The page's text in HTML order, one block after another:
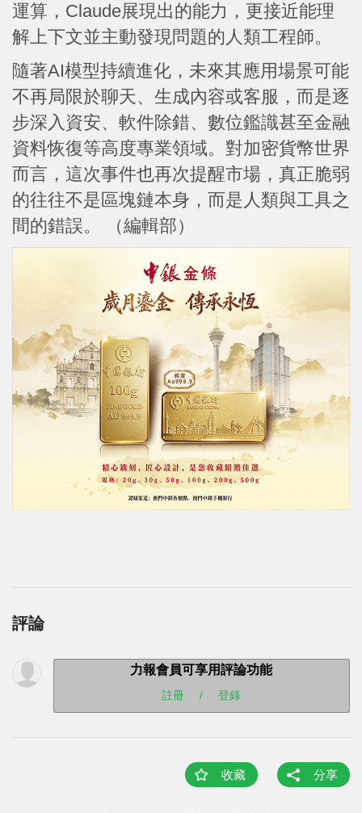
運算，Claude展現出的能力，更接近能理
解上下文並主動發現問題的人類工程師。
隨著AI模型持續進化，未來其應用場景可能
不再局限於聊天、生成內容或客服，而是逐
步深入資安、軟件除錯、數位鑑識甚至金融
資料恢復等高度專業領域。對加密貨幣世界
而言，這次事件也再次提醒市場，真正脆弱
的往往不是區塊鏈本身，而是人類與工具之
間的錯誤。 （編輯部）
評論
力報會員可享用評論功能
註冊 / 登錄
收藏 分享